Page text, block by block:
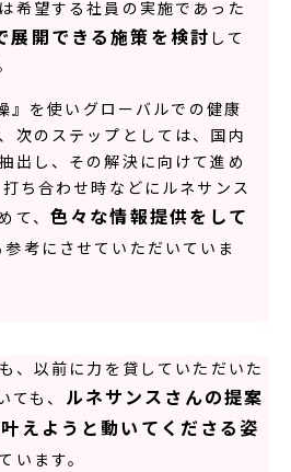
希望する社員の実施であった
展開できる施策を検討 して
』を使いグローバルでの健康
次のステップとしては、国内
出し、その解決に向けて進め
ち合わせ時などにルネサンス
て、 色々な情報提供をして
参考にさせていただいていま
、以前に力を貸していただいた
ても、 ルネサンスさんの提案
えようと動いてくださる姿
います。